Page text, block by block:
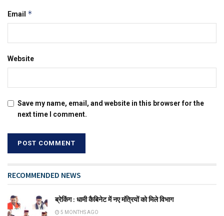
Email *
Website
Save my name, email, and website in this browser for the
next time I comment.
RECOMMENDED NEWS
ब्रेकिंग : धामी कैबिनेट में नए मंत्रियों को मिले विभाग
5 MONTHS AGO